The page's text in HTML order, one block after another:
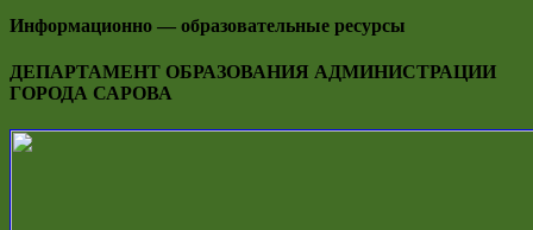
Информационно — образовательные ресурсы
ДЕПАРТАМЕНТ ОБРАЗОВАНИЯ АДМИНИСТРАЦИИ
ГОРОДА САРОВА